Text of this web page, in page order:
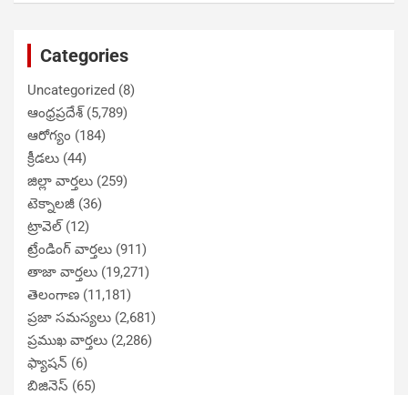
Categories
Uncategorized (8)
ఆంధ్రప్రదేశ్(5,789)
ఆరోగ్యం (184)
క్రీడలు (44)
జిల్లా వార్తలు (259)
టెక్నాలజీ (36)
ట్రావెల్(12)
ట్రేండింగ్ వార్తలు (911)
తాజా వార్తలు (19,271)
తెలంగాణ (11,181)
ప్రజా సమస్యలు (2,681)
ప్రముఖ వార్తలు (2,286)
ఫ్యాషన్ (6)
బిజినెస్ (65)